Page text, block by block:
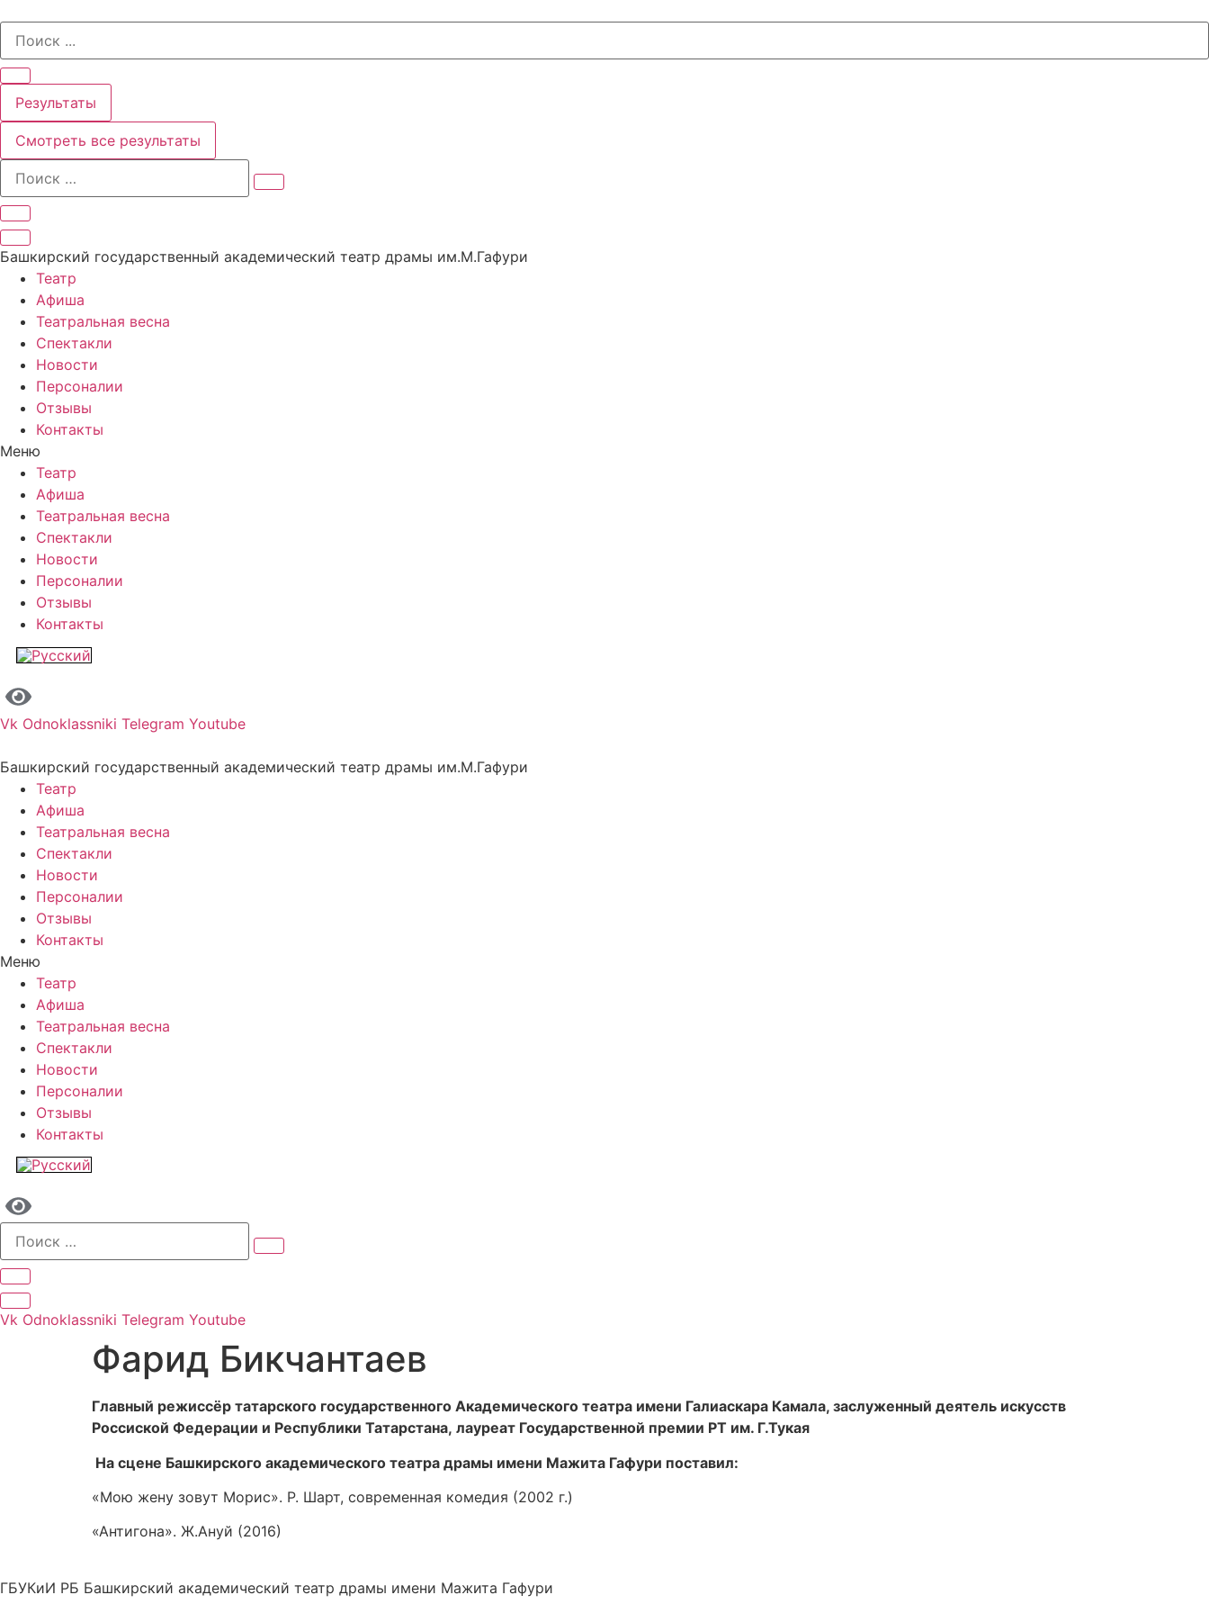
содержимому
Search
Результаты
Смотреть все результаты
Башкирский государственный академический театр драмы им.М.Гафури
Театр
Афиша
Театральная весна
Спектакли
Новости
Персоналии
Отзывы
Контакты
Меню
Театр
Афиша
Театральная весна
Спектакли
Новости
Персоналии
Отзывы
Контакты
Vk Odnoklassniki Telegram Youtube
Башкирский государственный академический театр драмы им.М.Гафури
Театр
Афиша
Театральная весна
Спектакли
Новости
Персоналии
Отзывы
Контакты
Меню
Театр
Афиша
Театральная весна
Спектакли
Новости
Персоналии
Отзывы
Контакты
Vk Odnoklassniki Telegram Youtube
Фарид Бикчантаев
Главный режиссёр татарского государственного Академического театра имени Галиаскара Камала, заслуженный деятель искусств
Россиской Федерации и Республики Татарстана, лауреат Государственной премии РТ им. Г.Тукая
На сцене Башкирского академического театра драмы имени Мажита Гафури поставил:
«Мою жену зовут Морис». Р. Шарт, современная комедия (2002 г.)
«Антигона». Ж.Ануй (2016)
ГБУКиИ РБ Башкирский академический театр драмы имени Мажита Гафури